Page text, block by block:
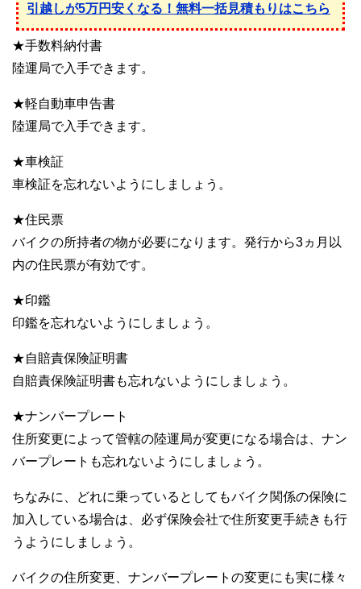
引越しが5万円安くなる！無料一括見積もりはこちら
★手数料納付書
陸運局で入手できます。
★軽自動車申告書
陸運局で入手できます。
★車検証
車検証を忘れないようにしましょう。
★住民票
バイクの所持者の物が必要になります。発行から3ヵ月以
内の住民票が有効です。
★印鑑
印鑑を忘れないようにしましょう。
★自賠責保険証明書
自賠責保険証明書も忘れないようにしましょう。
★ナンバープレート
住所変更によって管轄の陸運局が変更になる場合は、ナン
バープレートも忘れないようにしましょう。
ちなみに、どれに乗っているとしてもバイク関係の保険に
加入している場合は、必ず保険会社で住所変更手続きも行
うようにしましょう。
バイクの住所変更、ナンバープレートの変更にも実に様々